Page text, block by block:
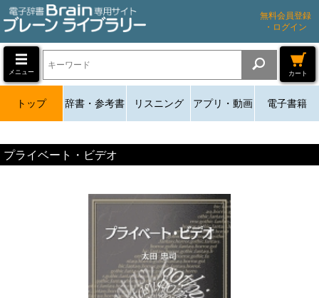
無料会員登録
・ログイン
メニュー カート
トップ 辞書・参考書 リスニング アプリ・動画 電子書籍
プライベート・ビデオ